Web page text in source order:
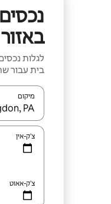
באזור North Huntingdon
לגלות
בית עבור
מיקום
כאשר
צ'ק-אין
צ'ק-אאוט